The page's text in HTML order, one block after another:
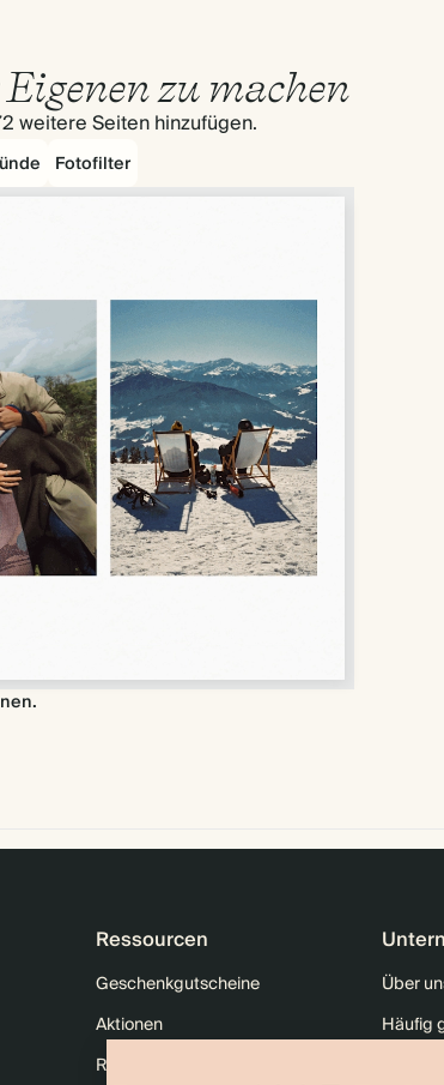
zu machen
weitere Seiten hinzufügen.
Fotofilter
Ressourcen
Geschenkgutscheine
Aktionen
Rabatt für Studierende & Absolventen
Über
Häufig